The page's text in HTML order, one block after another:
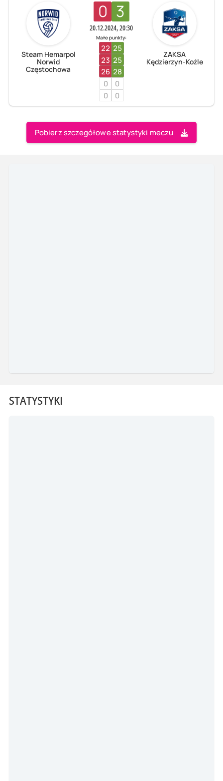
Steam Hemarpol
Norwid
Częstochowa
0 3
20.12.2024, 20:30
Małe punkty:
22 25
23 25
26 28
0
0
0
0
ZAKSA
Kędzierzyn-Koźle
Pobierz szczegółowe statystyki meczu
STATYSTYKI